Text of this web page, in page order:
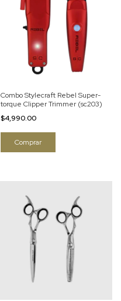
Combo Stylecraft Rebel Super-
torque Clipper Trimmer (sc203)
$4,990.00
Comprar